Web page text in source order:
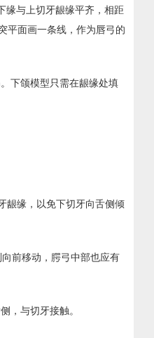
缘与上切牙龈缘平齐，相距
平面画一条线，作为唇弓的
下颌模型只需在龈缘处填
龈缘，以免下切牙向舌侧倾
前移动，腭弓中部也应有
，与切牙接触。